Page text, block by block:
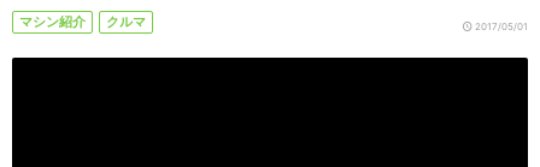
マシン紹介 クルマ 2017/05/01